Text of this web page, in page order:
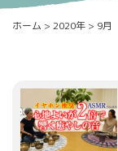
ホーム > 2020年 > 9月